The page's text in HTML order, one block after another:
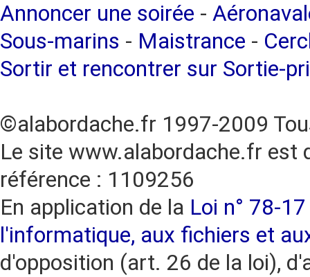
Annoncer une soirée -
Sous-marins - Maistrance -
Sortir et rencontrer sur Sortie-
©alabordache.fr 1997-2009
Le site www.alabordache.fr est
référence : 1109256
En application de la Loi n° 78-
l'informatique, aux fichiers et
d'opposition (art. 26 de la loi),